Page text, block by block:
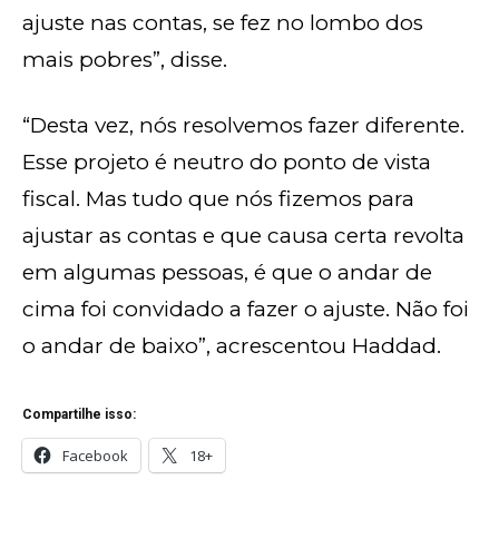
ajuste nas contas, se fez no lombo dos
mais pobres”, disse.
“Desta vez, nós resolvemos fazer diferente.
Esse projeto é neutro do ponto de vista
fiscal. Mas tudo que nós fizemos para
ajustar as contas e que causa certa revolta
em algumas pessoas, é que o andar de
cima foi convidado a fazer o ajuste. Não foi
o andar de baixo”, acrescentou Haddad.
Compartilhe isso:
Facebook 18+